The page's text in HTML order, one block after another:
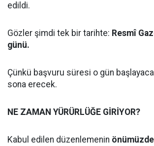
edildi.
Gözler şimdi tek bir tarihte: Resmî
günü.
Çünkü başvuru süresi o gün
sona erecek.
NE ZAMAN YÜRÜRLÜĞE GİRİYOR?
Kabul edilen düzenlemenin